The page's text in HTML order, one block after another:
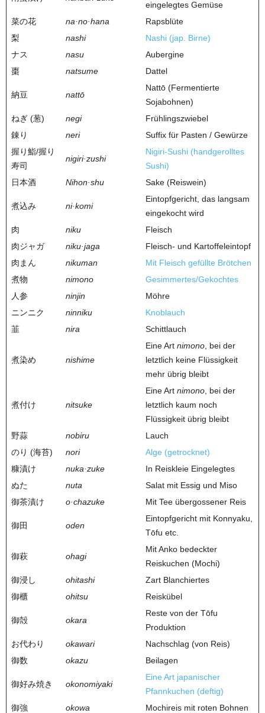
eingelegtes Gemüse
菜の花
na·no·hana
Rapsblüte
梨
nashi
Nashi (jap. Birne)
ナス
nasu
Aubergine
棗
natsume Dattel
納豆 nattō
Nattō (Fermentierte
Sojabohnen)
ねぎ (葱)
negi
Frühlingszwiebel
錬り
neri
Suffix für Pasten / Gewürze
握り鮨/握り
寿司
nigiri·zushi
Nigiri-Sushi (handgerolltes
Sushi)
日本酒
Nihon·shu Sake (Reiswein)
煮込み ni·komi
Eintopfgericht, das langsam
eingekocht wird
肉
niku
Fleisch
肉ジャガ
niku·jaga
Fleisch‑ und Kartoffeleintopf
肉まん
nikuman
Mit Fleisch gefüllte Brötchen
煮物
nimono
Gesimmertes/Gekochtes
人参
ninjin
Möhre
ニンニク
ninniku
Knoblauch
韮
nira Schittlauch
煮染め nishime
Eine Art nimono , bei der
letztlich keine Flüssigkeit
mehr übrig bleibt
煮付け nitsuke
Eine Art nimono , bei der
letztlich kaum noch
Flüssigkeit übrig bleibt
野蒜
nobiru
Lauch
のり (海苔)
nori
Alge (getrocknet)
糠漬け
nuka·zuke
In Reiskleie Eingelegtes
ぬた
nuta
Salat mit Essig und Miso
御茶漬け
o·chazuke Mit Tee übergossener Reis
御田 oden
Eintopfgericht mit Konnyaku,
Tōfu etc.
御萩 ohagi
Mit Anko bedeckter
Reiskuchen (Mochi)
御浸し
ohitashi
Zart Blanchiertes
御櫃
ohitsu Reiskübel
御殻 okara
Reste von der Tōfu
Produktion
お代わり
okawari
Nachschlag (von Reis)
御数
okazu Beilagen
御好み焼き okonomiyaki
Eine Art japanischer
Pfannkuchen (deftig)
御強
okowa
Mochireis mit roten Bohnen